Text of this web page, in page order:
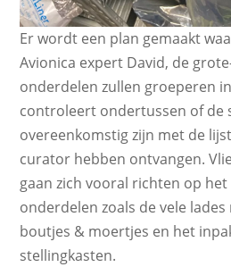
Er wordt een plan gemaakt
Avionica expert David, de
onderdelen zullen groeperen
controleert ondertussen of de
overeenkomstig zijn met de
curator hebben ontvangen.
gaan zich vooral richten op het
onderdelen zoals de vele
boutjes & moertjes en het
stellingkasten.